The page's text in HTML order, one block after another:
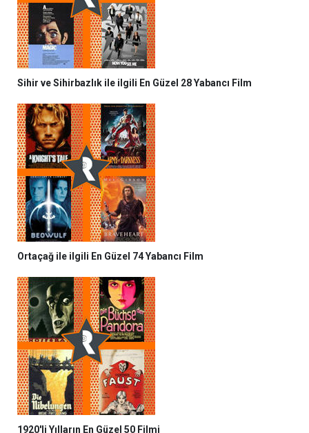
Sihir ve Sihirbazlık ile ilgili En Güzel 28 Yabancı Film
Ortaçağ ile ilgili En Güzel 74 Yabancı Film
1920'li Yılların En Güzel 50 Filmi